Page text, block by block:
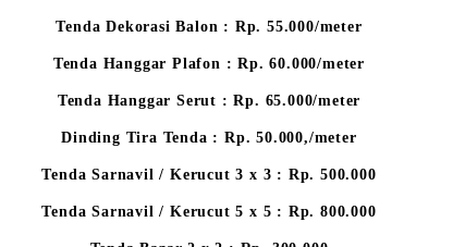
Tenda Dekorasi Balon : Rp. 55.000/meter
Tenda Hanggar Plafon : Rp. 60.000/meter
Tenda Hanggar Serut : Rp. 65.000/meter
Dinding Tira Tenda : Rp. 50.000,/meter
Tenda Sarnavil / Kerucut 3 x 3 : Rp. 500.000
Tenda Sarnavil / Kerucut 5 x 5 : Rp. 800.000